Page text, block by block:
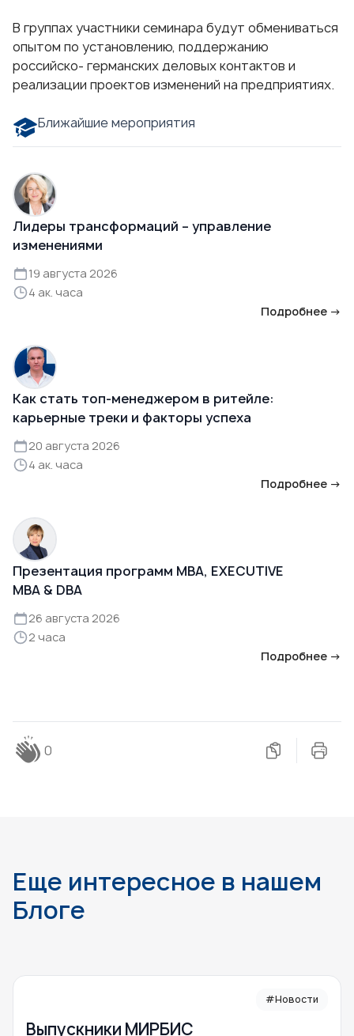
В группах участники семинара будут обмениваться
опытом по установлению, поддержанию
российско- германских деловых контактов и
реализации проектов изменений на предприятиях.
Ближайшие мероприятия
Лидеры трансформаций – управление
изменениями
19 августа 2026
4 ак. часа
Подробнее →
Как стать топ-менеджером в ритейле:
карьерные треки и факторы успеха
20 августа 2026
4 ак. часа
Подробнее →
Презентация программ MBA, EXECUTIVE
MBA & DBA
26 августа 2026
2 часа
Подробнее →
0
Еще интересное в нашем
Блоге
#Новости
Выпускники МИРБИС